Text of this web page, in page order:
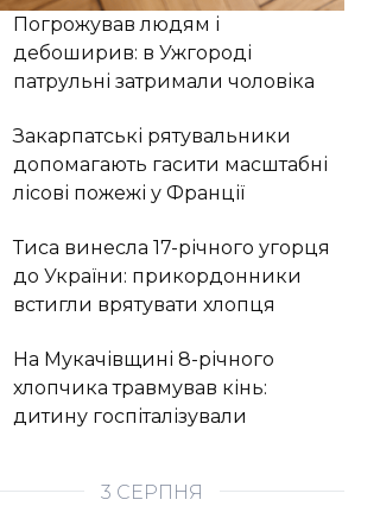
Погрожував людям і
дебоширив: в Ужгороді
патрульні затримали чоловіка
Закарпатські рятувальники
допомагають гасити масштабні
лісові пожежі у Франції
Тиса винесла 17-річного угорця
до України: прикордонники
встигли врятувати хлопця
На Мукачівщині 8-річного
хлопчика травмував кінь:
дитину госпіталізували
3 СЕРПНЯ